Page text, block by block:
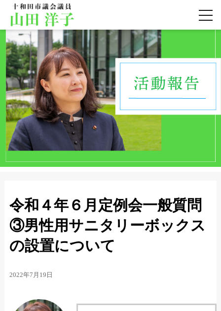
令和４年６月定例会一般質問
③男性用サニタリーボックス
の設置について
2022年7月19日